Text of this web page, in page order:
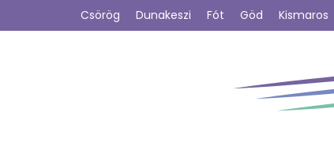
Csörög Dunakeszi Fót Göd Kismaros